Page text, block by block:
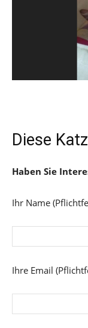
Diese
Haben Sie
Ihr Name
Ihre Email